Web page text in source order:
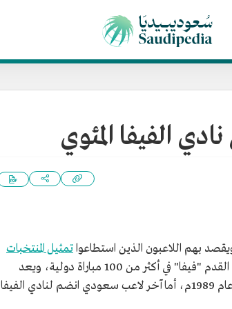
الفيفا المئوي
تمثيل المنتخبات
أكثر من 100 مباراة دولية، ويعد
أول لاعب سعودي ينضم لنادي الفيفا المئوي وذلك عام 1989م، أما آخر لاعب سعودي انضم لنادي الفيفا